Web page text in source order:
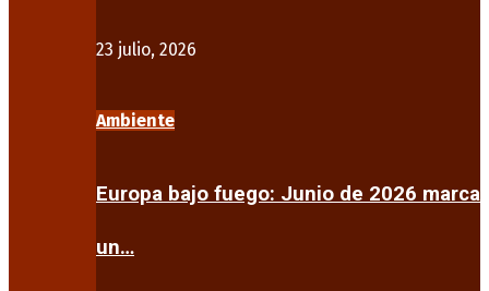
23 julio, 2026
Ambiente
Europa bajo fuego: Junio de 2026 marca
un…